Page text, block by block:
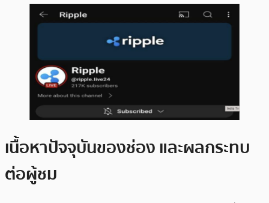
เนื้อหาปัจจุบันของช่อง และผลกระทบ
ต่อผู้ชม